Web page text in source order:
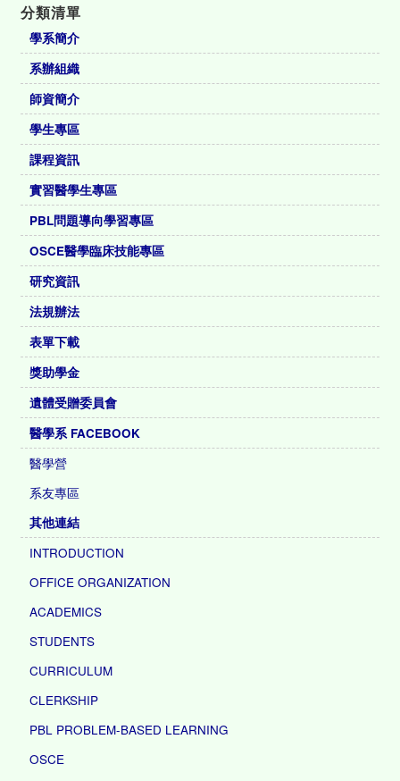
分類清單
學系簡介
系辦組織
師資簡介
學生專區
課程資訊
實習醫學生專區
PBL問題導向學習專區
OSCE醫學臨床技能專區
研究資訊
法規辦法
表單下載
獎助學金
遺體受贈委員會
醫學系 FACEBOOK
醫學營
系友專區
其他連結
INTRODUCTION
OFFICE ORGANIZATION
ACADEMICS
STUDENTS
CURRICULUM
CLERKSHIP
PBL PROBLEM-BASED LEARNING
OSCE